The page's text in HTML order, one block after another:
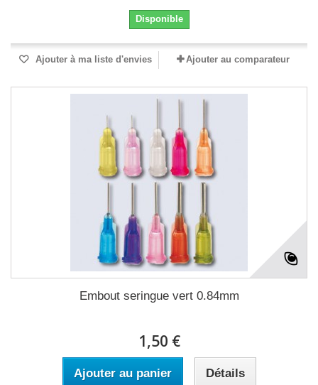
Disponible
Ajouter à ma liste d'envies Ajouter au comparateur
Embout seringue vert 0.84mm
1,50 €
Ajouter au panier Détails